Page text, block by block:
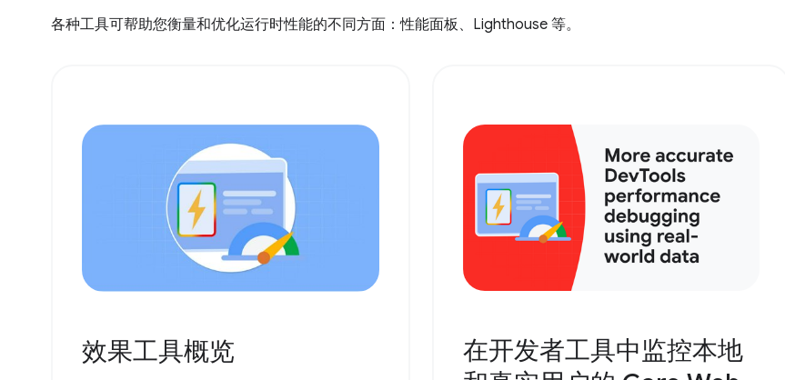
各种工具可帮助您衡量和优化运行时性能的不同方面：性能面板、Lighthouse 等。
效果工具概览
在开发者工具中监控本地